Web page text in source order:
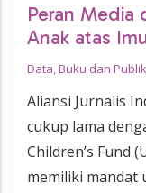
Peran Media
Anak atas
Data,Buku dan
Aliansi Jurnalis
cukup lama
Children’s Fund
memiliki mandat